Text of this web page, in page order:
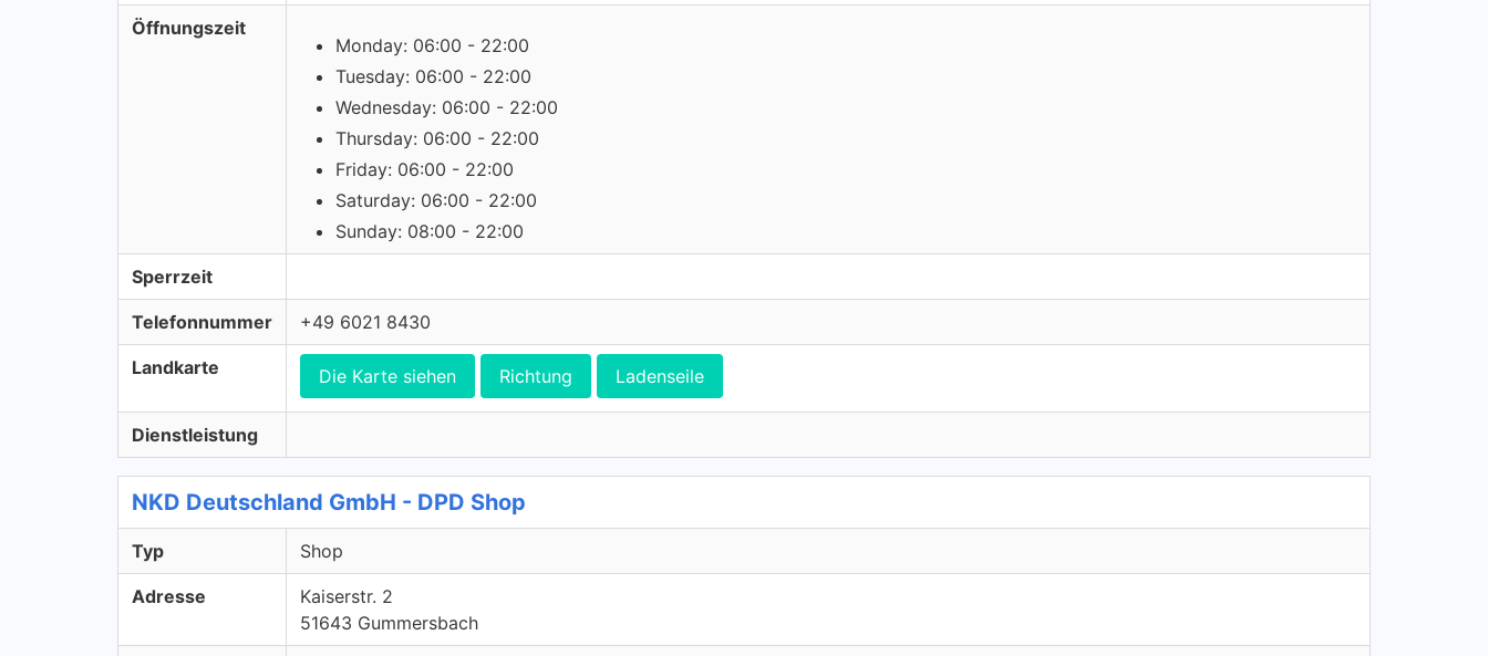
Öffnungszeit
Monday: 06:00 - 22:00
Tuesday: 06:00 - 22:00
Wednesday: 06:00 - 22:00
Thursday: 06:00 - 22:00
Friday: 06:00 - 22:00
Saturday: 06:00 - 22:00
Sunday: 08:00 - 22:00
Sperrzeit
Telefonnummer +49 6021 8430
Landkarte Die Karte siehen Richtung Ladenseile
Dienstleistung
NKD Deutschland GmbH - DPD Shop
Typ Shop
Adresse
Kaiserstr. 2
51643 Gummersbach